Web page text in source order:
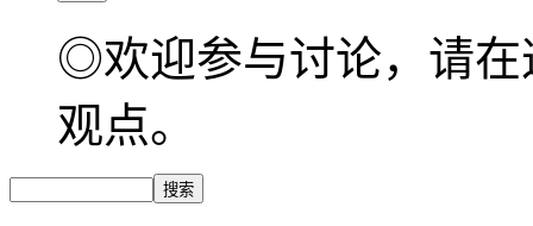
◎欢迎参与讨论，请在
观点。